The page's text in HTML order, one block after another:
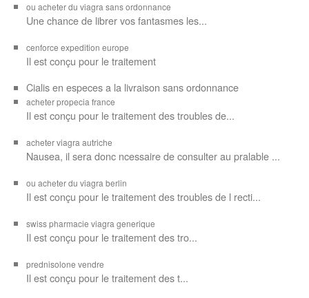
ou acheter du viagra sans ordonnance
Une chance de librer vosfantasmes les...
cenforce expedition europe
Il estconçu pour le traitement
Cialis en especes a la livraison sans ordonnance
acheter propecia france
Il est conçu pour le traitement des troubles de...
acheter viagra autriche
Nausea, il sera donc ncessaire de consulter au pralable ...
ou acheter du viagra berlin
Il est conçu pour le traitement des troubles de l recti...
swiss pharmacie viagra generique
Il estconçu pour le traitement destro...
prednisolone vendre
Il est conçu pour le traitement des t...